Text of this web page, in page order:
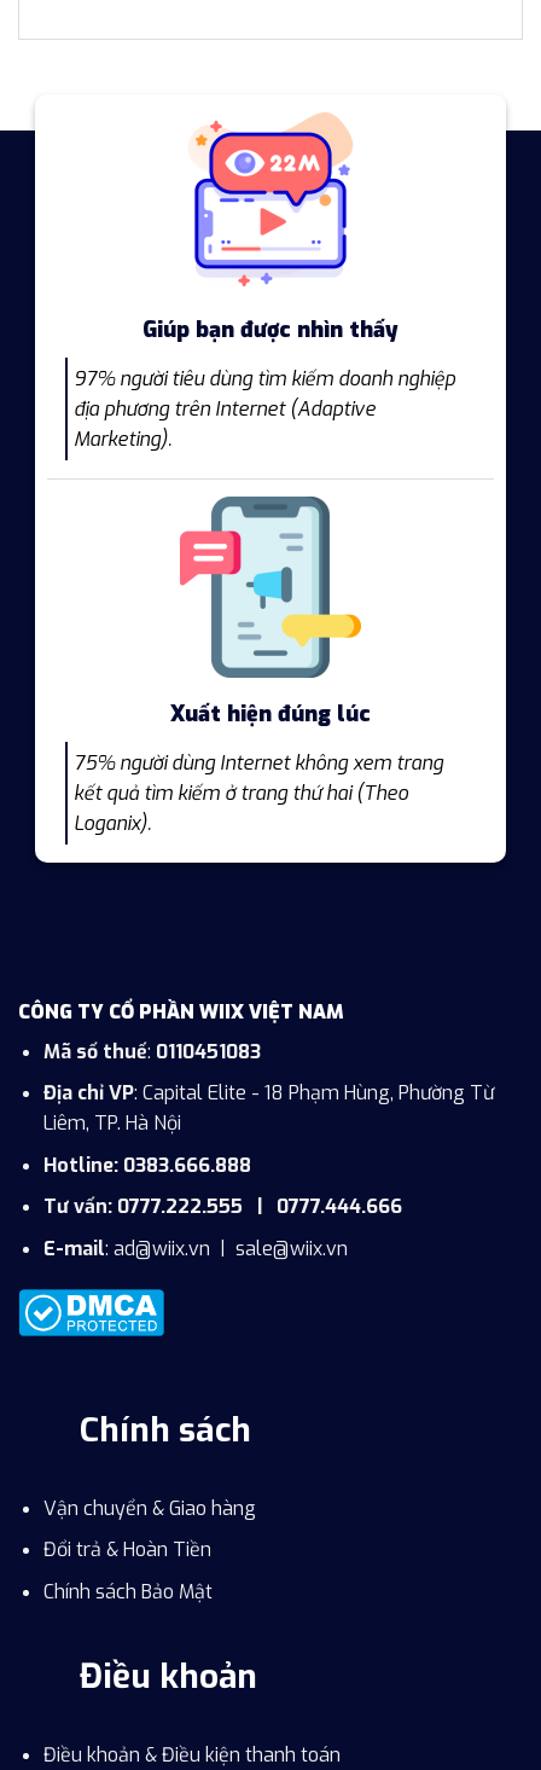
Giúp bạn được nhìn thấy
97% người tiêu dùng tìm kiếm doanh nghiệp
địa phương trên Internet (Adaptive
Marketing).
Xuất hiện đúng lúc
75% người dùng Internet không xem trang
kết quả tìm kiếm ở trang thứ hai (Theo
Loganix).
CÔNG TY CỔ PHẦN WIIX VIỆT NAM
Mã số thuế: 0110451083
Địa chỉ VP: Capital Elite - 18 Phạm Hùng, Phường Từ
Liêm, TP. Hà Nội
Hotline: 0383.666.888
Tư vấn: 0777.222.555 | 0777.444.666
E-mail: ad@wiix.vn sale@wiix.vn
Chính sách
Vận chuyển & Giao hàng
Đổi trả & Hoàn Tiền
Chính sách Bảo Mật
Điều khoản
Điều khoản & Điều kiện thanh toán